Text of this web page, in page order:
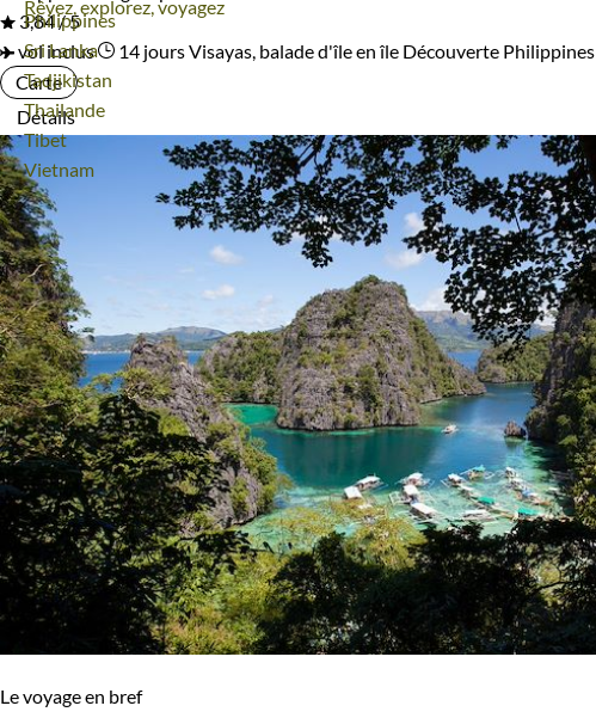
Voyage
Philippines
Voyage
Sri Lanka
Voyage
Tadjikistan
Voyage
Thailande
Voyage
Tibet
Voyage
Vietnam
Rêvez, explorez, voyagez
3,84 / 5
vol inclus
14 joursVisayas, balade d'île en île Découverte Philippines
Carte
Détails
Le voyage en bref